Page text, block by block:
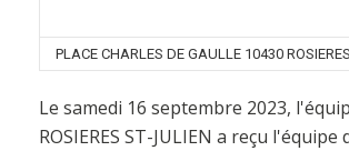
PLACE CHARLES DE GAULLE 10430
Le samedi 16 septembre 2023,
ROSIERES ST-JULIEN a reçu l'équipe